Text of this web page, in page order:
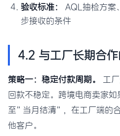
验收标准：
AQL抽检方案
步接收的条件
4.2 与工厂长期合
策略一：稳定付款周期。
工
回款不稳定。跨境电商卖家
至”当月结清”，在工厂端的
他客户。